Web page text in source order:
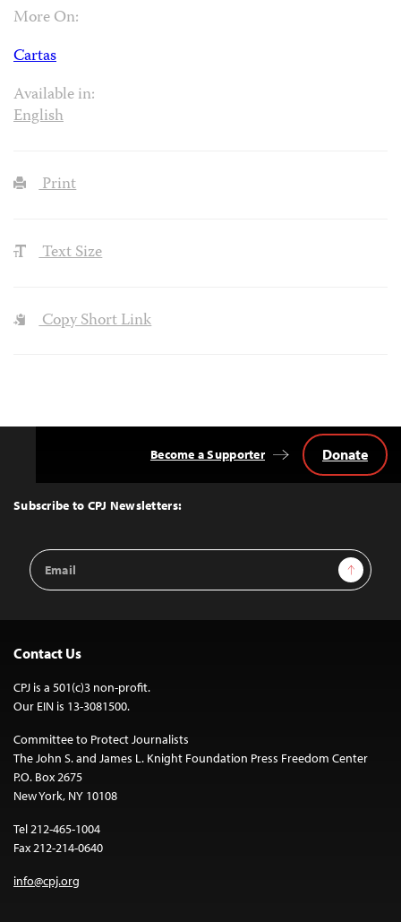
More On:
Cartas
Available in:
English
Print
Text Size
Copy Short Link
Top
Subscribe to CPJ Newsletters:
Email
Address
Sign Up
Become a Supporter Donate
Contact Us
CPJ is a 501(c)3 non-profit.
Our EIN is 13-3081500.
Committee to Protect Journalists
The John S. and James L. Knight Foundation Press Freedom Center
P.O. Box 2675
New York, NY 10108
Tel 212-465-1004
Fax 212-214-0640
info@cpj.org